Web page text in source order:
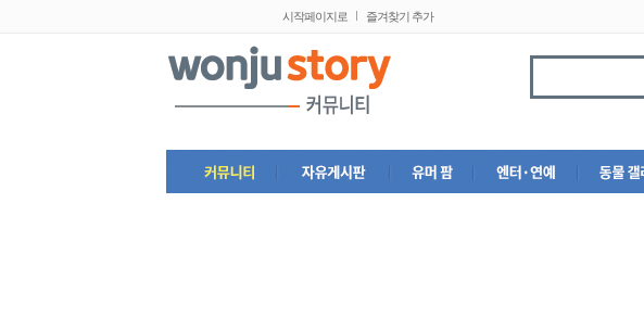
시작페이지로 즐겨찾기 추가